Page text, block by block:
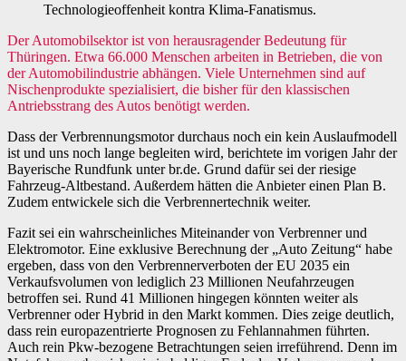
Technologieoffenheit kontra Klima-Fanatismus.
Der Automobilsektor ist von herausragender Bedeutung für
Thüringen. Etwa 66.000 Menschen arbeiten in Betrieben, die von
der Automobilindustrie abhängen. Viele Unternehmen sind auf
Nischenprodukte spezialisiert, die bisher für den klassischen
Antriebsstrang des Autos benötigt werden.
Dass der Verbrennungsmotor durchaus noch ein kein Auslaufmodell
ist und uns noch lange begleiten wird, berichtete im vorigen Jahr der
Bayerische Rundfunk unter br.de. Grund dafür sei der riesige
Fahrzeug-Altbestand. Außerdem hätten die Anbieter einen Plan B.
Zudem entwickele sich die Verbrennertechnik weiter.
Fazit sei ein wahrscheinliches Miteinander von Verbrenner und
Elektromotor. Eine exklusive Berechnung der „Auto Zeitung“ habe
ergeben, dass von den Verbrennerverboten der EU 2035 ein
Verkaufsvolumen von lediglich 23 Millionen Neufahrzeugen
betroffen sei. Rund 41 Millionen hingegen könnten weiter als
Verbrenner oder Hybrid in den Markt kommen. Dies zeige deutlich,
dass rein europazentrierte Prognosen zu Fehlannahmen führten.
Auch rein Pkw-bezogene Betrachtungen seien irreführend. Denn im